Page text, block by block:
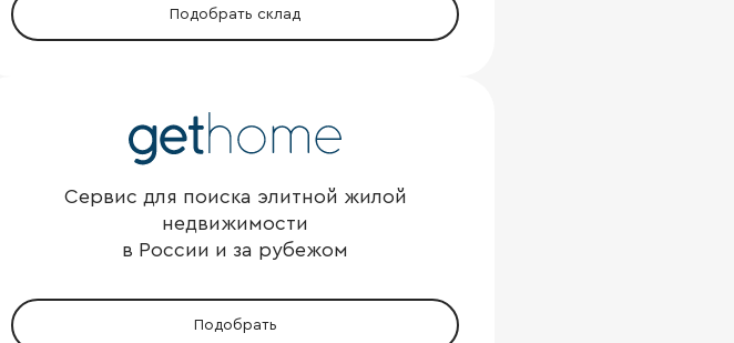
Подобрать склад
Сервис для поиска элитной жилой
недвижимости
в России и за рубежом
Подобрать